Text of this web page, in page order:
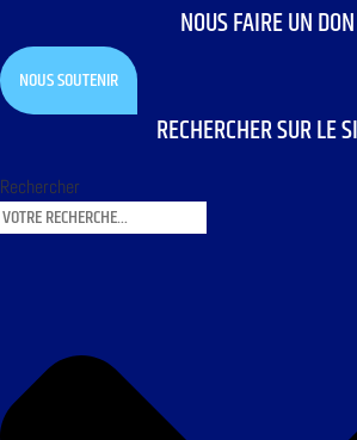
NOUS FAIRE UN DON
NOUS SOUTENIR
RECHERCHER SUR LE
Rechercher